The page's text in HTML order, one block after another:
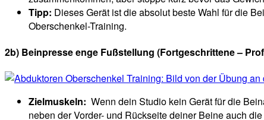
Tipp: Dieses Gerät ist die absolut beste Wahl für die
Oberschenkel-Training.
2b) Beinpresse enge Fußstellung (Fortgeschrittene –
Zielmuskeln: Wenn dein Studio kein Gerät für die
neben der Vorder- und Rückseite deiner Beine auch